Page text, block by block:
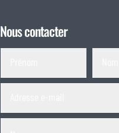
Nous contacter